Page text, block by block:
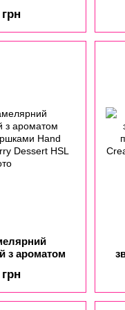
з ароматом
Dessert